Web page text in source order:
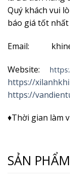
Quý khách vui
báo giá tốt nhất
Email:
Website:
https://
https://
♦Thời gian làm
SẢN